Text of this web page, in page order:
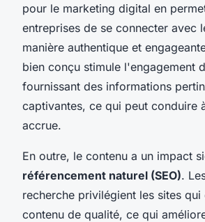
pour le marketing digital en
entreprises de se connecter avec
manière authentique et
bien conçu stimule l'engagement
fournissant des informations
captivantes, ce qui peut conduire
accrue.
En outre, le contenu a un impact
référencement naturel (SEO).
recherche privilégient les sites
contenu de qualité, ce qui